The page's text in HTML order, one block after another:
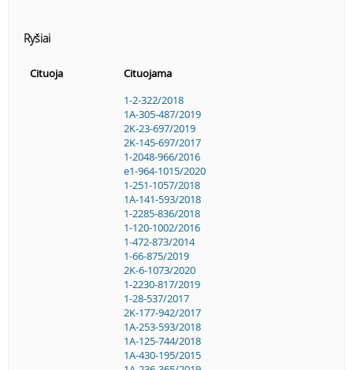
Ryšiai
Cituoja
Cituojama
1-2-322/2018
1A-305-487/2019
2K-23-697/2019
2K-145-697/2017
1-2048-966/2016
e1-964-1015/2020
1-251-1057/2018
1A-141-593/2018
1-2285-836/2018
1-120-1002/2016
1-472-873/2014
1-66-875/2019
2K-6-1073/2020
1-2230-817/2019
1-28-537/2017
2K-177-942/2017
1A-253-593/2018
1A-125-744/2018
1A-430-195/2015